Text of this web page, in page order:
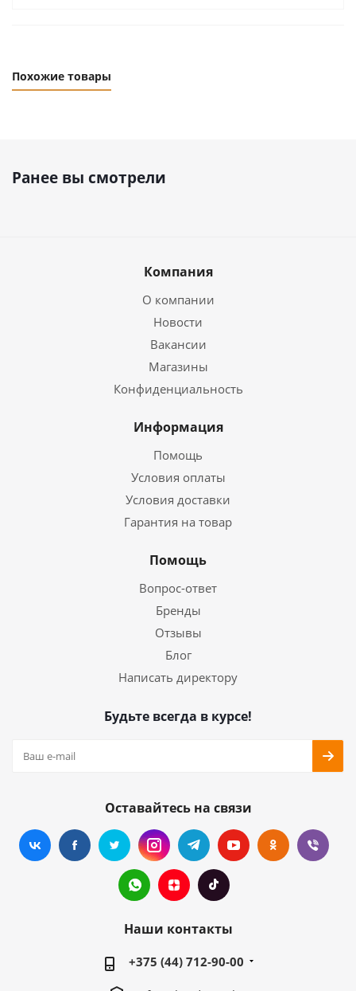
Похожие товары
Ранее вы смотрели
Компания
О компании
Новости
Вакансии
Магазины
Конфиденциальность
Информация
Помощь
Условия оплаты
Условия доставки
Гарантия на товар
Помощь
Вопрос-ответ
Бренды
Отзывы
Блог
Написать директору
Будьте всегда в курсе!
Оставайтесь на связи
Наши контакты
+375 (44) 712-90-00